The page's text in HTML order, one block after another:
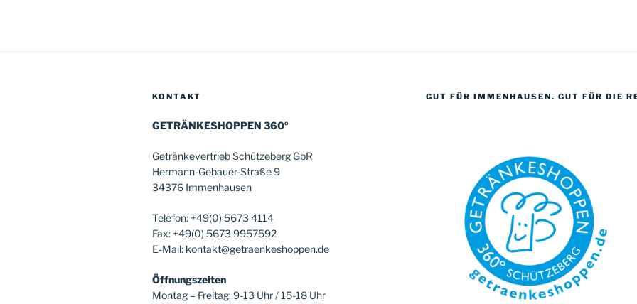
KONTAKT
GETRÄNKESHOPPEN 360º
Getränkevertrieb Schützeberg GbR
Hermann-Gebauer-Straße 9
34376 Immenhausen
Telefon: +49(0) 5673 4114
Fax: +49(0) 5673 9957592
E-Mail: kontakt@getraenkeshoppen.de
Öffnungszeiten
Montag – Freitag: 9-13 Uhr / 15-18 Uhr
GUT FÜR IMMENHAUSEN. GUT FÜR DIE